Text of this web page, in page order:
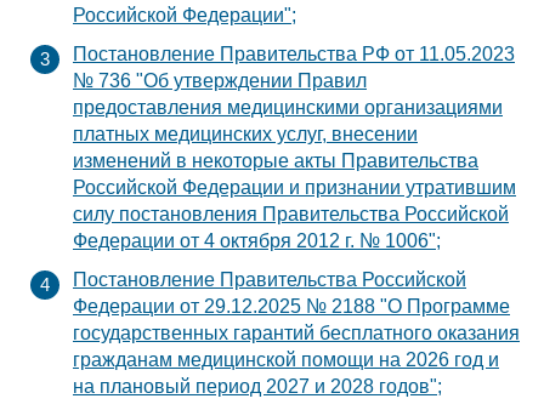
Российской Федерации";
Постановление Правительства РФ от 11.05.2023
№ 736 "Об утверждении Правил
предоставления медицинскими организациями
платных медицинских услуг, внесении
изменений в некоторые акты Правительства
Российской Федерации и признании утратившим
силу постановления Правительства Российской
Федерации от 4 октября 2012 г. № 1006";
Постановление Правительства Российской
Федерации от 29.12.2025 № 2188 "О Программе
государственных гарантий бесплатного оказания
гражданам медицинской помощи на 2026 год и
на плановый период 2027 и 2028 годов";